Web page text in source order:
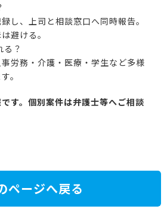
し、上司と相談窓口へ同時報告。
避ける。
る？
労務・介護・医療・学生など多様
。
す。個別案件は弁護士等へご相談
ページへ戻る